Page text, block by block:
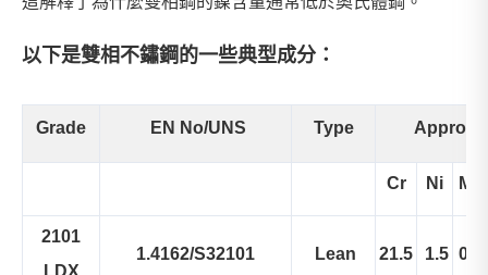
以下是雙相不鏽鋼的一些典型成分：
Grade EN No/UNS Type Approx.
Cr Ni Mo
2101
LDX
1.4162/S32101 Lean 21.5 1.5 0.3